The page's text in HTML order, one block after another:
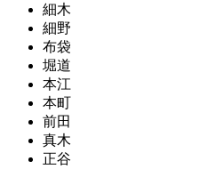
細木
細野
布袋
堀道
本江
本町
前田
真木
正谷